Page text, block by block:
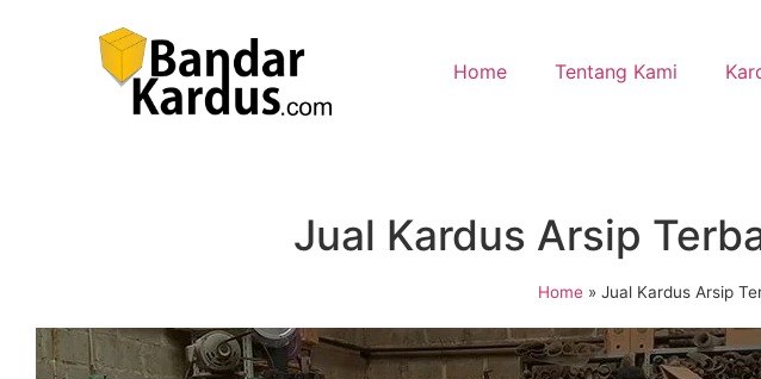
Home Tentang Kami
Jual Kardus Arsip
Home » Jual Kardus Arsip